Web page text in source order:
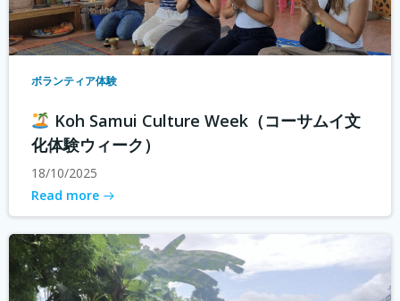
ボランティア体験
Koh Samui Culture Week（コーサムイ文
化体験ウィーク）
18/10/2025
Read more